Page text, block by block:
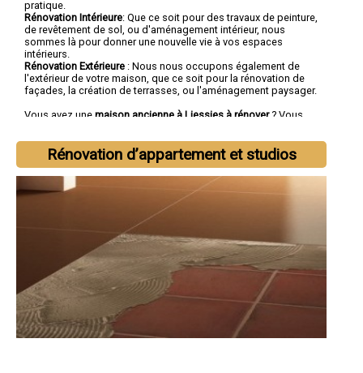
pratique.
Rénovation Intérieure: Que ce soit pour des travaux de peinture,
de revêtement de sol, ou d'aménagement intérieur, nous
sommes là pour donner une nouvelle vie à vos espaces
intérieurs.
Rénovation Extérieure : Nous nous occupons également de
l'extérieur de votre maison, que ce soit pour la rénovation de
façades, la création de terrasses, ou l'aménagement paysager.
Vous avez une maison ancienne à Liessies à rénover? Vous
d'état ?
Faites confiance à la société SOCOREBAT.
Rénovation d’appartement et studios